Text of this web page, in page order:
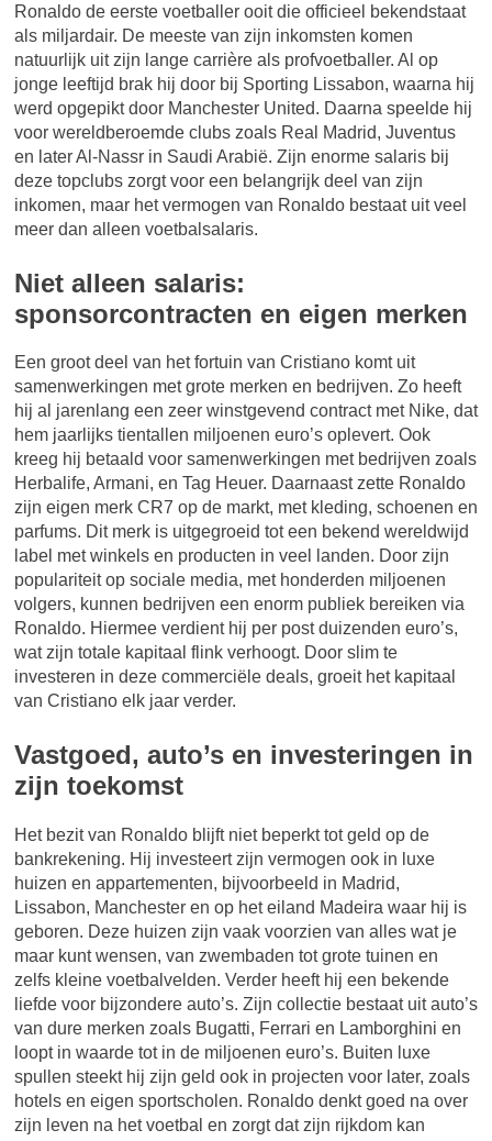
Ronaldo de eerste voetballer ooit die officieel bekendstaat
als miljardair. De meeste van zijn inkomsten komen
natuurlijk uit zijn lange carrière als profvoetballer. Al op
jonge leeftijd brak hij door bij Sporting Lissabon, waarna hij
werd opgepikt door Manchester United. Daarna speelde hij
voor wereldberoemde clubs zoals Real Madrid, Juventus
en later Al-Nassr in Saudi Arabië. Zijn enorme salaris bij
deze topclubs zorgt voor een belangrijk deel van zijn
inkomen, maar het vermogen van Ronaldo bestaat uit veel
meer dan alleen voetbalsalaris.
Niet alleen salaris:
sponsorcontracten en eigen merken
Een groot deel van het fortuin van Cristiano komt uit
samenwerkingen met grote merken en bedrijven. Zo heeft
hij al jarenlang een zeer winstgevend contract met Nike, dat
hem jaarlijks tientallen miljoenen euro’s oplevert. Ook
kreeg hij betaald voor samenwerkingen met bedrijven zoals
Herbalife, Armani, en Tag Heuer. Daarnaast zette Ronaldo
zijn eigen merk CR7 op de markt, met kleding, schoenen en
parfums. Dit merk is uitgegroeid tot een bekend wereldwijd
label met winkels en producten in veel landen. Door zijn
populariteit op sociale media, met honderden miljoenen
volgers, kunnen bedrijven een enorm publiek bereiken via
Ronaldo. Hiermee verdient hij per post duizenden euro’s,
wat zijn totale kapitaal flink verhoogt. Door slim te
investeren in deze commerciële deals, groeit het kapitaal
van Cristiano elk jaar verder.
Vastgoed, auto’s en investeringen in
zijn toekomst
Het bezit van Ronaldo blijft niet beperkt tot geld op de
bankrekening. Hij investeert zijn vermogen ook in luxe
huizen en appartementen, bijvoorbeeld in Madrid,
Lissabon, Manchester en op het eiland Madeira waar hij is
geboren. Deze huizen zijn vaak voorzien van alles wat je
maar kunt wensen, van zwembaden tot grote tuinen en
zelfs kleine voetbalvelden. Verder heeft hij een bekende
liefde voor bijzondere auto’s. Zijn collectie bestaat uit auto’s
van dure merken zoals Bugatti, Ferrari en Lamborghini en
loopt in waarde tot in de miljoenen euro’s. Buiten luxe
spullen steekt hij zijn geld ook in projecten voor later, zoals
hotels en eigen sportscholen. Ronaldo denkt goed na over
zijn leven na het voetbal en zorgt dat zijn rijkdom kan